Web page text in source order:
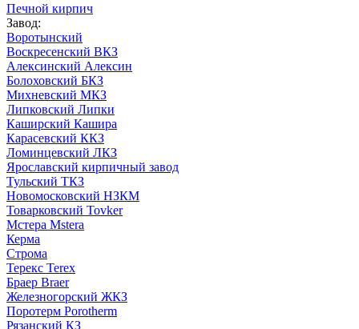
Печной кирпич
Завод:
Воротынский
Воскресенский ВКЗ
Алексинский Алексин
Болоховский БКЗ
Михневский МКЗ
Липковский Липки
Каширский Кашира
Карасевский ККЗ
Ломинцевский ЛКЗ
Ярославский кирпичный завод
Тульский ТКЗ
Новомосковский НЗКМ
Товарковский Tovker
Мстера Mstera
Керма
Строма
Терекс Terex
Браер Braer
Железногорский ЖКЗ
Поротерм Porotherm
Рязанский КЗ